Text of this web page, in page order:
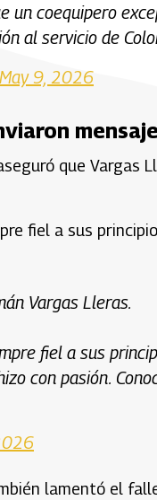
un coequipero
al servicio de
May 9, 2026
aseguró que
fiel a sus
Vargas Lleras.
fiel a sus
con pasión.
lamentó el